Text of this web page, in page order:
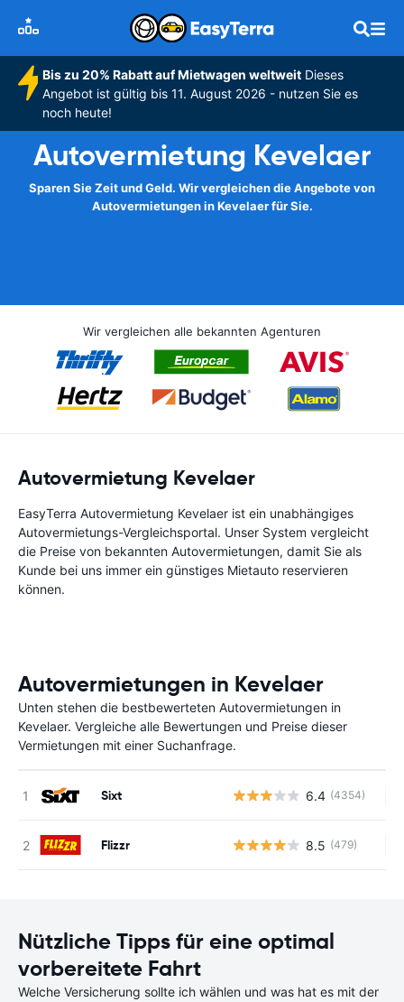
Bis zu 20% Rabatt auf Mietwagen weltweitDieses
Angebot ist gültig bis 11. August 2026 - nutzen Sie es
noch heute!
Autovermietung Kevelaer
Sparen Sie Zeit und Geld. Wir vergleichen die Angebote von
Autovermietungen in Kevelaer für Sie.
Wir vergleichen alle bekannten Agenturen
Autovermietung Kevelaer
EasyTerra Autovermietung Kevelaer ist ein unabhängiges
Autovermietungs-Vergleichsportal. Unser System vergleicht
die Preise von bekannten Autovermietungen, damit Sie als
Kunde bei uns immer ein günstiges Mietauto reservieren
können.
Autovermietungen in Kevelaer
Unten stehen die bestbewerteten Autovermietungen in
Kevelaer. Vergleiche alle Bewertungen und Preise dieser
Vermietungen mit einer Suchanfrage.
Sixt 6.4 (4354)
Flizzr 8.5 (479)
Nützliche Tipps für eine optimal
vorbereitete Fahrt
Welche Versicherung sollte ich wählen und was hat es mit der